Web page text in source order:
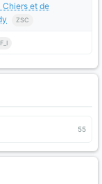
Chiers et de
ZSC
55